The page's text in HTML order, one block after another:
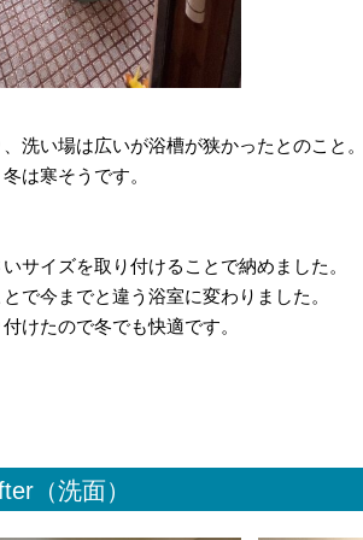
洗い場は広いが浴槽が狭かったとのこと
は寒そうです。
サイズを取り付けることで納めました。
で今までと違う浴室に変わりました。
けたので冬でも快適です。
（洗面）